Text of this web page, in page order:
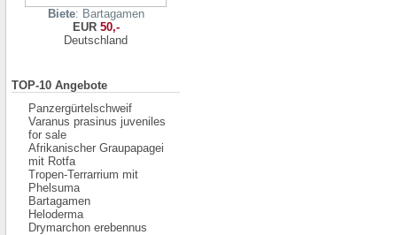
Biete: Bartagamen
EUR50,-
Deutschland
TOP-10 Angebote
Panzergürtelschweif
Varanus prasinus juveniles
for sale
Afrikanischer Graupapagei
mit Rotfa
Tropen-Terrarrium mit
Phelsuma
Bartagamen
Heloderma
Drymarchon erebennus